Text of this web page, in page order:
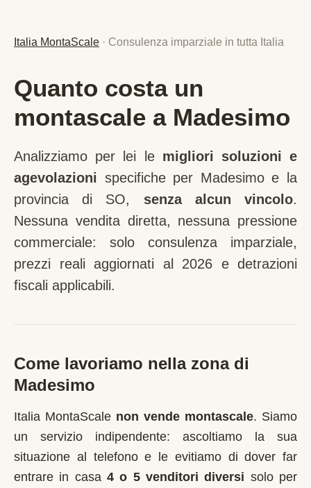
Italia MontaScale · Consulenza imparziale in tutta Italia
Quanto costa un
montascale a Madesimo
Analizziamo per lei le migliori soluzioni e
agevolazioni specifiche per Madesimoe la
provincia di SO, senza alcun vincolo.
Nessuna vendita diretta, nessuna pressione
commerciale: solo consulenza imparziale,
prezzi reali aggiornati al 2026 e detrazioni
fiscali applicabili.
Come lavoriamo nella zona di
Madesimo
Italia MontaScale non vende montascale. Siamo
un servizio indipendente: ascoltiamo la sua
situazione al telefono e le evitiamo di dover far
entrare in casa 4 o 5 venditori diversi solo per